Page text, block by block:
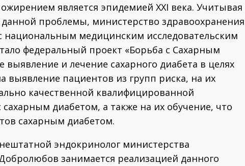
является эпидемией XXI века. Учитывая
проблемы, министерство здравоохранения
национальным медицинским исследовательским
федеральный проект «Борьба с Сахарным
и лечение сахарного диабета в целях
выявление пациентов из групп риска, на их
качественной квалифицированной
диабетом, а также на их обучение, что
сахарным диабетом.
эндокринолог министерства
занимается реализацией данного